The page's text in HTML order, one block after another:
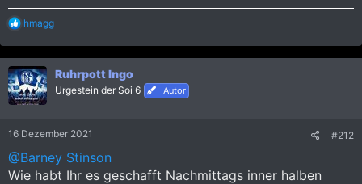
R
a
k
t
i
o
n
:
hmagg
Ruhrpott Ingo
Urgestein der Soi 6 Autor
16 Dezember 2021 #212
@Barney Stinson
Wie habt Ihr es geschafft Nachmittags inner halben